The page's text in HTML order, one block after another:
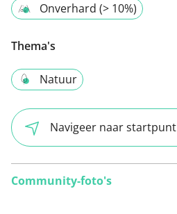
Onverhard (> 10%)
Thema's
Natuur
Navigeer naar startpunt
Community-foto's